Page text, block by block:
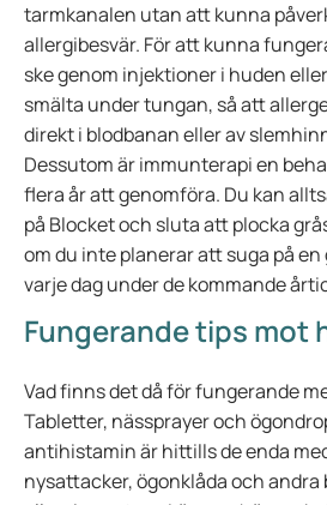
tarmkanalen utan att kunna
allergibesvär. För att kunna
ske genom injektioner i huden
smälta under tungan, så att
direkt i blodbanan eller av
Dessutom är immunterapi en
flera år att genomföra. Du kan
på Blocket och sluta att plocka
om du inte planerar att suga på
varje dag under de kommande
Fungerande tips mot
Vad finns det då för fungerande
Tabletter, nässprayer och
antihistamin är hittills de enda
nysattacker, ögonklåda och andra